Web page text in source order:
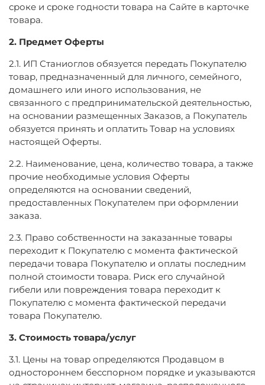
сроке и сроке годности товара на Сайте в карточке
товара.
2. Предмет Оферты
2.1. ИП Станиоглов обязуется передать Покупателю
товар, предназначенный для личного, семейного,
домашнего или иного использования, не
связанного с предпринимательской деятельностью,
на основании размещенных Заказов, а Покупатель
обязуется принять и оплатить Товар на условиях
настоящей Оферты.
2.2. Наименование, цена, количество товара, а также
прочие необходимые условия Оферты
определяются на основании сведений,
предоставленных Покупателем при оформлении
заказа.
2.3. Право собственности на заказанные товары
переходит к Покупателю с момента фактической
передачи товара Покупателю и оплаты последним
полной стоимости товара. Риск его случайной
гибели или повреждения товара переходит к
Покупателю с момента фактической передачи
товара Покупателю.
3. Стоимость товара/услуг
3.1. Цены на товар определяются Продавцом в
одностороннем бесспорном порядке и указываются